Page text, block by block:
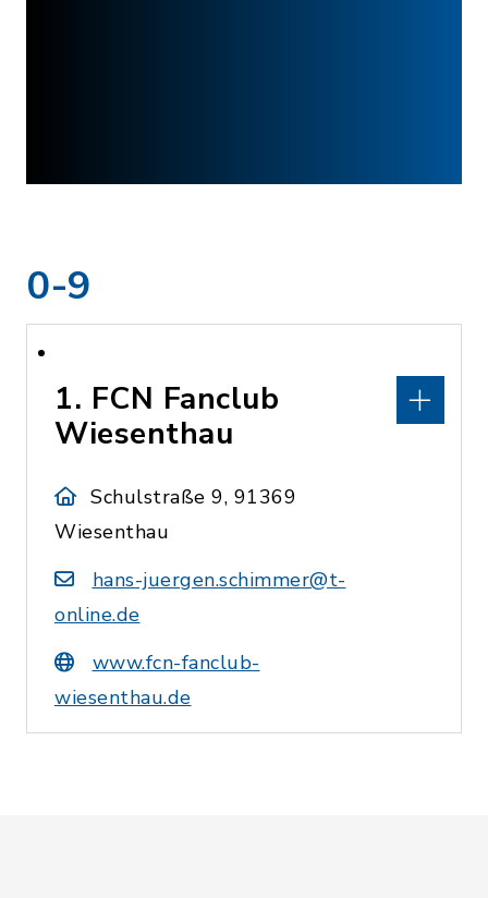
0-9
1. FCN Fanclub
Wiesenthau
Schulstraße 9, 91369
Wiesenthau
hans-juergen.schimmer@t-
online.de
www.fcn-fanclub-
wiesenthau.de